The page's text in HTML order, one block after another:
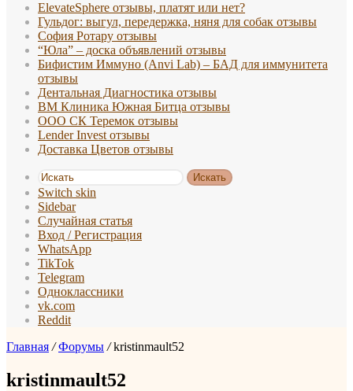
ElevateSphere отзывы, платят или нет?
Гульдог: выгул, передержка, няня для собак отзывы
София Ротару отзывы
“Юла” – доска объявлений отзывы
Бифистим Иммуно (Anvi Lab) – БАД для иммунитета
отзывы
Дентальная Диагностика отзывы
ВМ Клиника Южная Битца отзывы
ООО СК Теремок отзывы
Lender Invest отзывы
Доставка Цветов отзывы
Искать
Switch skin
Sidebar
Случайная статья
Вход / Регистрация
WhatsApp
TikTok
Telegram
Одноклассники
vk.com
Reddit
Главная / Форумы / kristinmault52
kristinmault52